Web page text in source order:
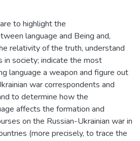
to highlight the
language and Being and,
relativity of the truth, understand
in society; indicate the most
language a weapon and figure out
war correspondents and
to determine how the
affects the formation and
on the Russian-Ukrainian war in
(more precisely, to trace the